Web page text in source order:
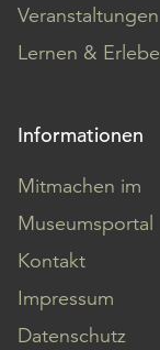
Veranstaltungen
Lernen &
Informationen
Mitmachen im
Museumsportal
Kontakt
Impressum
Datenschutz